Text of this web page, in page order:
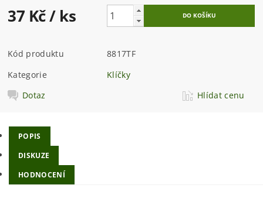
37 Kč/ ks
Kód produktu
8817TF
Kategorie
Klíčky
Dotaz
Hlídat cenu
POPIS
DISKUZE
HODNOCENÍ